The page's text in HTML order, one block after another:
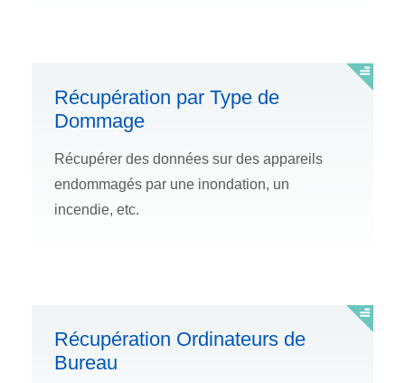
Récupération par Type de
Dommage
Récupérer des données sur des appareils
endommagés par une inondation, un
incendie, etc.
Récupération Ordinateurs de
Bureau